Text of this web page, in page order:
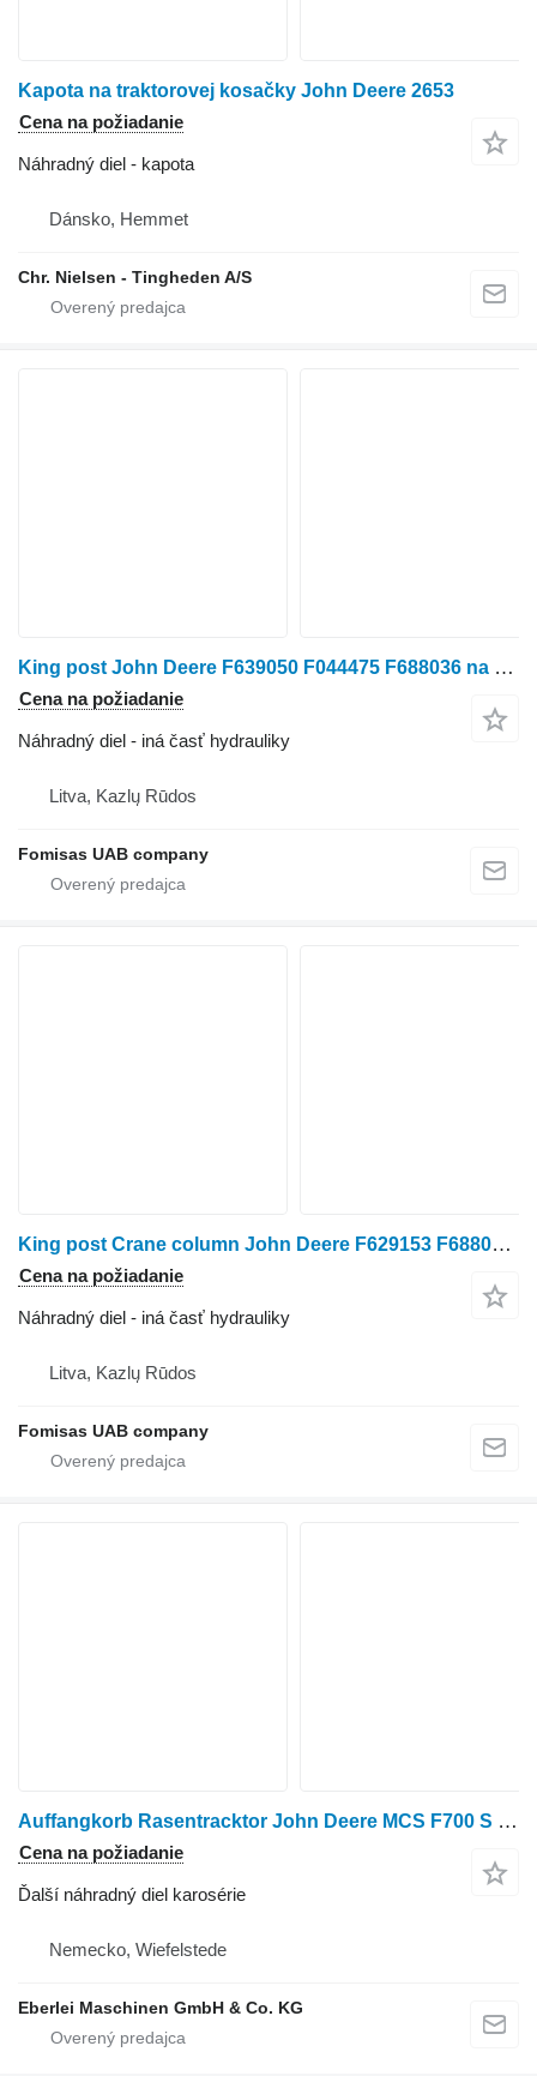
Kapota na traktorovej kosačky John Deere 2653
Cena na požiadanie
Náhradný diel - kapota
Dánsko, Hemmet
Chr. Nielsen - Tingheden A/S
King post John Deere F639050 F044475 F688036 na traktorovej kosačky John Deere L111
Cena na požiadanie
Náhradný diel - iná časť hydrauliky
Litva, Kazlų Rūdos
Fomisas UAB company
King post Crane column John Deere F629153 F688065 1070D na traktorovej kosačky John Deere L180
Cena na požiadanie
Náhradný diel - iná časť hydrauliky
Litva, Kazlų Rūdos
Fomisas UAB company
Auffangkorb Rasentracktor John Deere MCS F700 S na kosáčky na trávu
Cena na požiadanie
Ďalší náhradný diel karosérie
Nemecko, Wiefelstede
Eberlei Maschinen GmbH & Co. KG